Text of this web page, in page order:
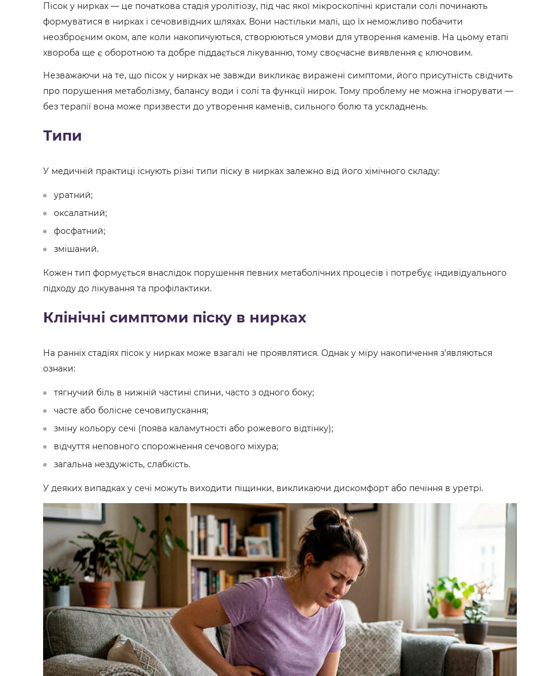
Пісок у нирках — це початкова стадія уролітіозу, під час якої мікроскопічні кристали солі починають
формуватися в нирках і сечовивідних шляхах. Вони настільки малі, що їх неможливо побачити
неозброєним оком, але коли накопичуються, створюються умови для утворення каменів. На цьому етапі
хвороба ще є оборотною та добре піддається лікуванню, тому своєчасне виявлення є ключовим.
Незважаючи на те, що пісок у нирках не завжди викликає виражені симптоми, його присутність свідчить
про порушення метаболізму, балансу води і солі та функції нирок. Тому проблему не можна ігнорувати —
без терапії вона може призвести до утворення каменів, сильного болю та ускладнень.
Типи
У медичній практиці існують різні типи піску в нирках залежно від його хімічного складу:
уратний;
оксалатний;
фосфатний;
змішаний.
Кожен тип формується внаслідок порушення певних метаболічних процесів і потребує індивідуального
підходу до лікування та профілактики.
Клінічні симптоми піску в нирках
На ранніх стадіях пісок у нирках може взагалі не проявлятися. Однак у міру накопичення з’являються
ознаки:
тягнучий біль в нижній частині спини, часто з одного боку;
часте або болісне сечовипускання;
зміну кольору сечі (поява каламутності або рожевого відтінку);
відчуття неповного спорожнення сечового міхура;
загальна нездужість, слабкість.
У деяких випадках у сечі можуть виходити піщинки, викликаючи дискомфорт або печіння в уретрі.